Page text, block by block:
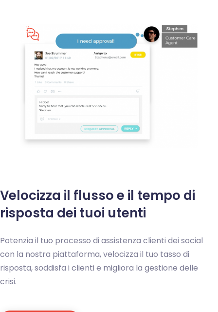
Velocizza il flusso e il tempo di
risposta dei tuoi utenti
Potenzia il tuo processo di assistenza clienti dei social
con la nostra piattaforma, velocizza il tuo tasso di
risposta, soddisfa i clienti e migliora la gestione delle
crisi.